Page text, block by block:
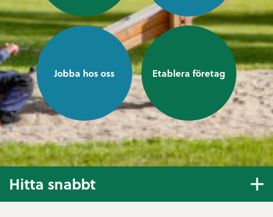
Jobba hos oss Etablera företag
Hitta snabbt